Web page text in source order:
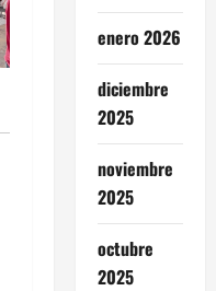
enero 2026
diciembre
2025
noviembre
2025
octubre
2025